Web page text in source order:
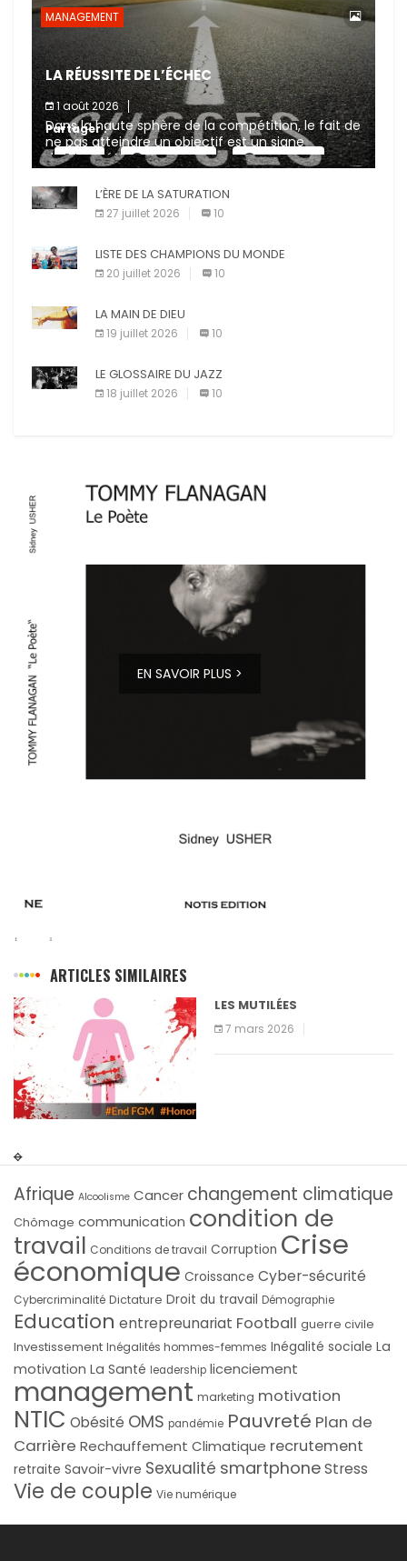
MANAGEMENT
LA RÉUSSITE DE L’ÉCHEC
1 août 2026
Dans la haute sphère de la compétition, le fait de
ne pas atteindre un objectif est un signe
d’incompétence et une source de sanctions
diverses (avertissement, […]
Partager :
X Facebook Pinterest
E-mail Imprimer
L’ÈRE DE LA SATURATION
27 juillet 2026 10
LISTE DES CHAMPIONS DU MONDE
20 juillet 2026 10
LA MAIN DE DIEU
19 juillet 2026 10
LE GLOSSAIRE DU JAZZ
18 juillet 2026 10
EN SAVOIR PLUS >
ARTICLES SIMILAIRES
LES MUTILÉES
7 mars 2026
Afrique Alcoolisme Cancer changement climatique
Chômage communication condition de
travail Conditions de travail Corruption Crise
économique Croissance Cyber-sécurité
Cybercriminalité Dictature Droit du travail Démographie
Education entrepreunariat Football guerre civile
Investissement Inégalités hommes-femmes Inégalité sociale La
motivation La Santé leadership licenciement
management marketing motivation
NTIC Obésité OMS pandémie Pauvreté Plan de
Carrière Rechauffement Climatique recrutement
retraite Savoir-vivre Sexualité smartphoneStress
Vie de couple Vie numérique